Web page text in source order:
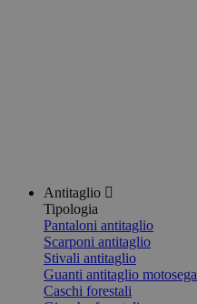
Antitaglio
Tipologia
Pantaloni antitaglio
Scarponi antitaglio
Stivali antitaglio
Guanti antitaglio motosega
Caschi forestali